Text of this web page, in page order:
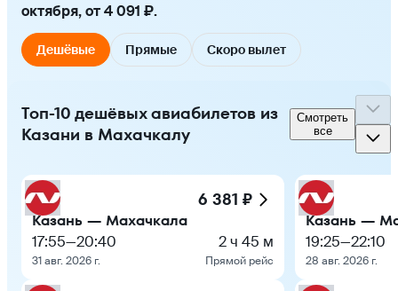
октября, от 4 091 ₽.
Дешёвые Прямые Скоро вылет
Топ-10 дешёвых авиабилетов из
Казани в Махачкалу
Смотреть
все
6 381 ₽
Казань — Махачкала
17:55—20:40
31 авг. 2026 г.
2 ч 45 м
Прямой рейс
Казань —
19:25—22:10
28 авг. 2026 г.